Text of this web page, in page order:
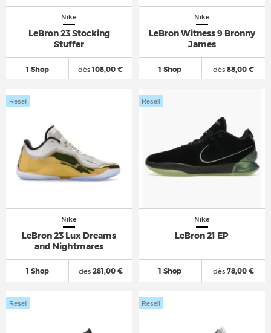
Nike
LeBron 23 Stocking
Stuffer
1 Shop dès108,00 €
Nike
LeBron Witness 9 Bronny
James
1 Shop dès88,00 €
Nike
LeBron 23 Lux Dreams
and Nightmares
1 Shop
Resell
dès281,00 €
Nike
LeBron 21 EP
1 Shop
Resell
dès78,00 €
Resell Resell